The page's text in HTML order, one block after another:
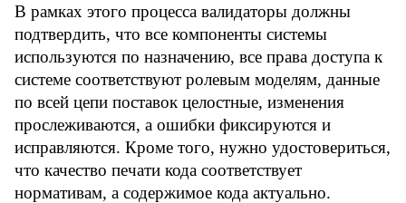
В рамках этого процесса валидаторы должны
подтвердить, что все компоненты системы
используются по назначению, все права доступа к
системе соответствуют ролевым моделям, данные
по всей цепи поставок целостные, изменения
прослеживаются, а ошибки фиксируются и
исправляются. Кроме того, нужно удостовериться,
что качество печати кода соответствует
нормативам, а содержимое кода актуально.